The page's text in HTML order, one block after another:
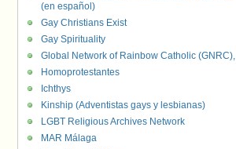
(en español)
Gay Christians Exist
Gay Spirituality
Global Network of Rainbow Catholic (GNRC),
Homoprotestantes
Ichthys
Kinship (Adventistas gays y lesbianas)
LGBT Religious Archives Network
MAR Málaga